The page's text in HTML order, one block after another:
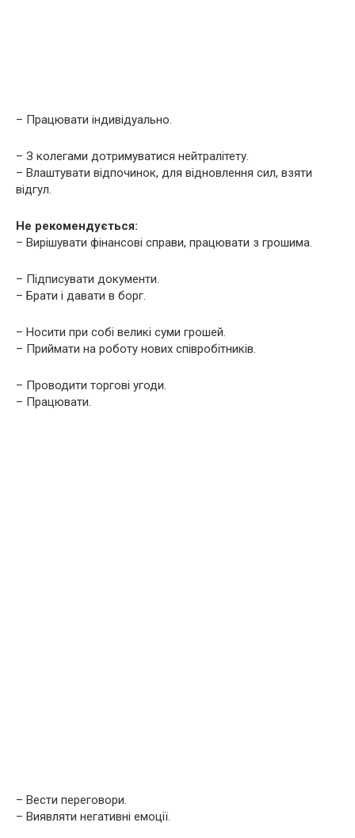
– Працювати індивідуально.
– З колегами дотримуватися нейтралітету.
– Влаштувати відпочинок, для відновлення сил, взяти
відгул.
Не рекомендується:
– Вирішувати фінансові справи, працювати з грошима.
– Підписувати документи.
– Брати і давати в борг.
– Носити при собі великі суми грошей.
– Приймати на роботу нових співробітників.
– Проводити торгові угоди.
– Працювати.
– Вести переговори.
– Виявляти негативні емоції.